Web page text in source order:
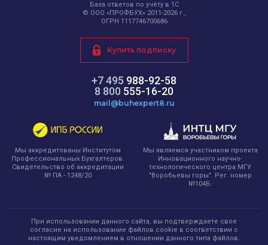
База ответов по учёту в 1С
© ООО «ПРОФБУХ» 2011-2026 г.,
ОГРН 1117746700686
+7 495 988-92-58
8 800 555-16-20
mail@buhexpert8.ru
Купить подписку
Мы аккредитованы Институтом
Профессиональных Бухгалтеров.
Свидетельство об аккредитации
№ ПА - 1248/20
Мы являемся участником проекта
Инновационного научно-
технологического центра МГУ
"Воробьевы горы". Рег. номер
№104Б.
При использовании данного сайта, вы подтверждаете свое
согласие на использование файлов cookie в соответствии с
настоящим уведомлением в отношении данного типа файлов.